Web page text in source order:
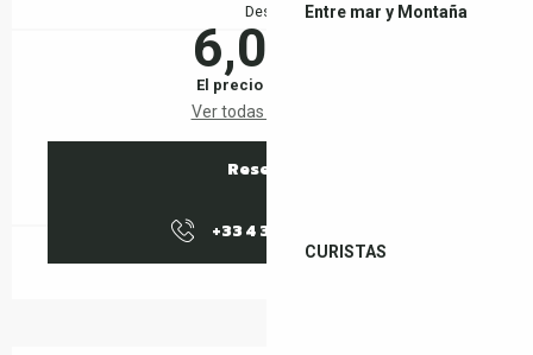
Entre mar y Montaña
CURISTAS
Desde
6,00 €
El precio completo
Ver todas las tarifas
Reservar
+33 4 38 37 50